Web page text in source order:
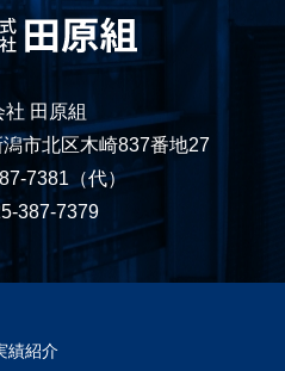
社 田原組
市北区木崎837番地27
7381 （代）
387-7379
績紹介